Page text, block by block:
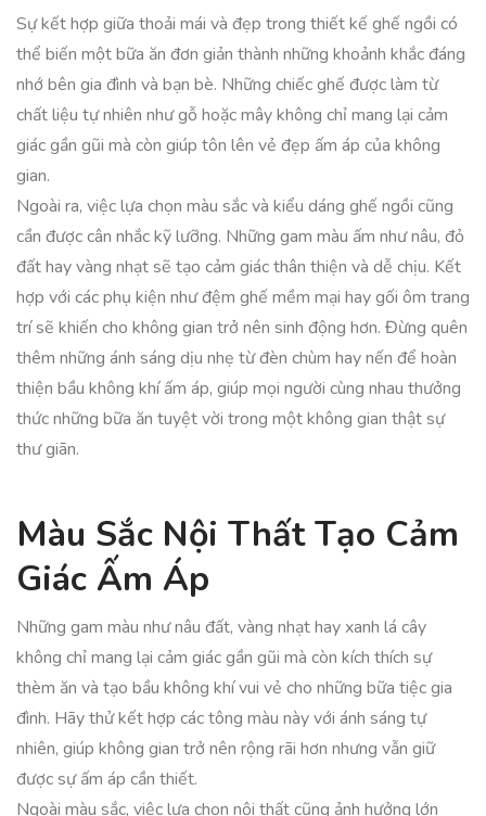
Sự kết hợp giữa thoải mái và đẹp trong thiết kế ghế ngồi có
thể biến một bữa ăn đơn giản thành những khoảnh khắc đáng
nhớ bên gia đình và bạn bè. Những chiếc ghế được làm từ
chất liệu tự nhiên như gỗ hoặc mây không chỉ mang lại cảm
giác gần gũi mà còn giúp tôn lên vẻ đẹp ấm áp của không
gian.
Ngoài ra, việc lựa chọn màu sắc và kiểu dáng ghế ngồi cũng
cần được cân nhắc kỹ lưỡng. Những gam màu ấm như nâu, đỏ
đất hay vàng nhạt sẽ tạo cảm giác thân thiện và dễ chịu. Kết
hợp với các phụ kiện như đệm ghế mềm mại hay gối ôm trang
trí sẽ khiến cho không gian trở nên sinh động hơn. Đừng quên
thêm những ánh sáng dịu nhẹ từ đèn chùm hay nến để hoàn
thiện bầu không khí ấm áp, giúp mọi người cùng nhau thưởng
thức những bữa ăn tuyệt vời trong một không gian thật sự
thư giãn.
Màu Sắc Nội Thất Tạo Cảm
Giác Ấm Áp
Những gam màu như nâu đất, vàng nhạt hay xanh lá cây
không chỉ mang lại cảm giác gần gũi mà còn kích thích sự
thèm ăn và tạo bầu không khí vui vẻ cho những bữa tiệc gia
đình. Hãy thử kết hợp các tông màu này với ánh sáng tự
nhiên, giúp không gian trở nên rộng rãi hơn nhưng vẫn giữ
được sự ấm áp cần thiết.
Ngoài màu sắc, việc lựa chọn nội thất cũng ảnh hưởng lớn